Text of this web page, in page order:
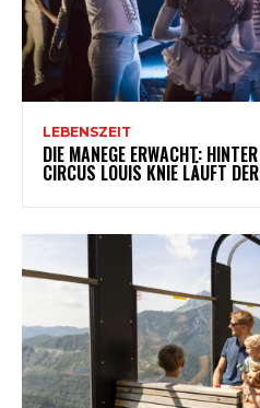
LEBENSZEIT
DIE MANEGE ERWACHT:
CIRCUS LOUIS KNIE LÄUFT